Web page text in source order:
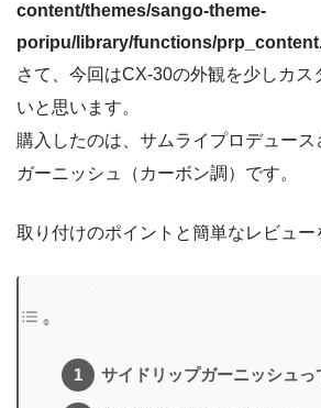
content/themes/sango-theme-
poripu/library/functions/
さて、今回はCX-30の外観を少しカス
いと思います。
購入したのは、サムライプロデュー
ガーニッシュ（カーボン調）です。
取り付けのポイントと簡単なレビュー
サイドリップガーニッシュっ